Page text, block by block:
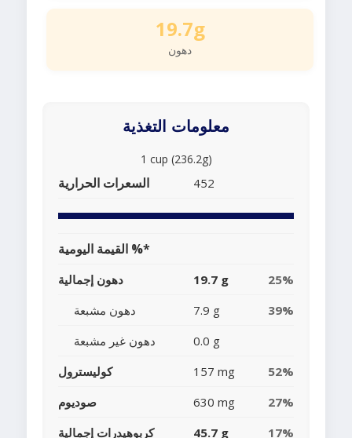
19.7g
دهون
معلومات التغذية
1 cup (236.2g)
السعرات الحرارية 452
القيمة اليومية %*
دهون إجمالية 19.7 g
25%
دهون مشبعة
7.9 g
39%
دهون غير مشبعة
0.0 g
كوليسترول
157 mg
52%
صوديوم
630 mg
27%
كربوهيدرات إجمالية
45.7 g 17%